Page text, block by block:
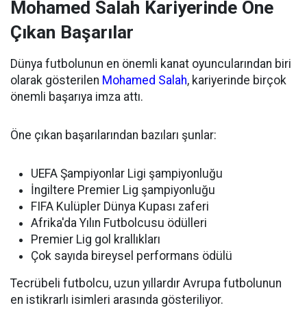
Mohamed Salah Kariyerinde Öne
Çıkan Başarılar
Dünya futbolunun en önemli kanat oyuncularından biri
olarak gösterilen Mohamed Salah, kariyerinde birçok
önemli başarıya imza attı.
Öne çıkan başarılarından bazıları şunlar:
UEFA Şampiyonlar Ligi şampiyonluğu
İngiltere Premier Lig şampiyonluğu
FIFA Kulüpler Dünya Kupası zaferi
Afrika'da Yılın Futbolcusu ödülleri
Premier Lig gol krallıkları
Çok sayıda bireysel performans ödülü
Tecrübeli futbolcu, uzun yıllardır Avrupa futbolunun
en istikrarlı isimleri arasında gösteriliyor.